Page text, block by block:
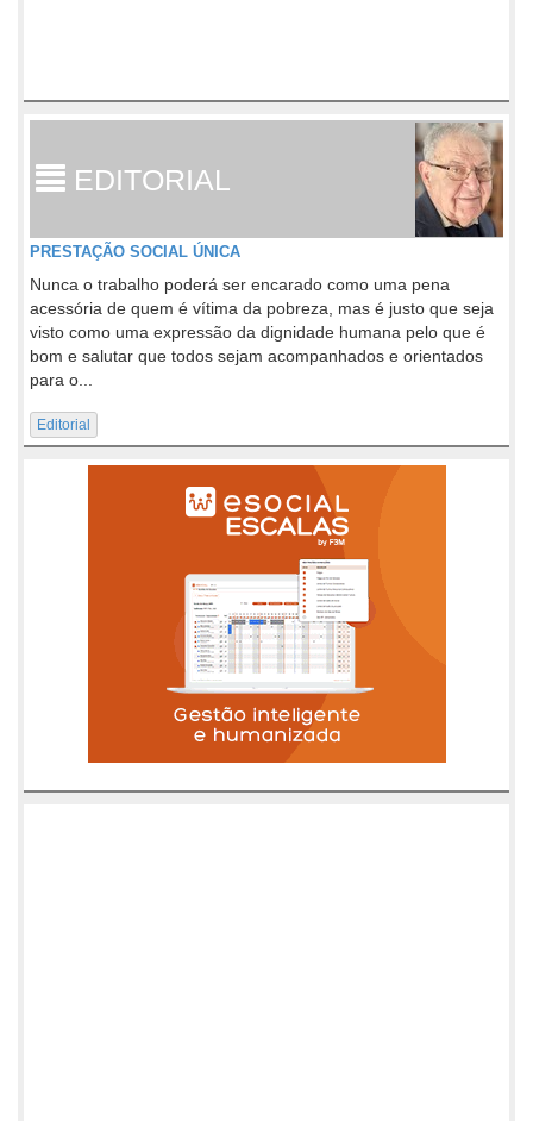
EDITORIAL
PRESTAÇÃO SOCIAL ÚNICA
Nunca o trabalho poderá ser encarado como uma pena
acessória de quem é vítima da pobreza, mas é justo que seja
visto como uma expressão da dignidade humana pelo que é
bom e salutar que todos sejam acompanhados e orientados
para o...
Editorial